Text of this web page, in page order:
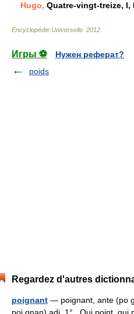
Hugo, Quatre-vingt-treize, I,
Encyclopédie Universelle 2012
Игры ⚽
Нужен реферат?
poids
Regardez d'autres
poignant — poignant, ante (po